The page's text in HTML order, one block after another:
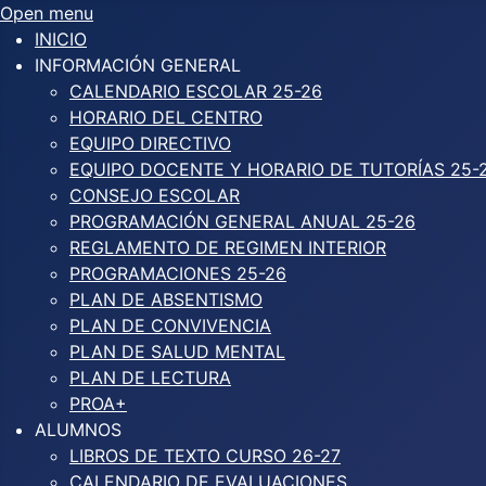
Open menu
INICIO
INFORMACIÓN GENERAL
CALENDARIO ESCOLAR 25-26
HORARIO DEL CENTRO
EQUIPO DIRECTIVO
EQUIPO DOCENTE Y HORARIO DE TUTORÍAS 25-
CONSEJO ESCOLAR
PROGRAMACIÓN GENERAL ANUAL 25-26
REGLAMENTO DE REGIMEN INTERIOR
PROGRAMACIONES 25-26
PLAN DE ABSENTISMO
PLAN DE CONVIVENCIA
PLAN DE SALUD MENTAL
PLAN DE LECTURA
PROA+
ALUMNOS
LIBROS DE TEXTO CURSO 26-27
CALENDARIO DE EVALUACIONES